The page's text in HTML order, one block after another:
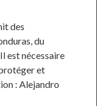
des
du
est nécessaire
et
: Alejandro